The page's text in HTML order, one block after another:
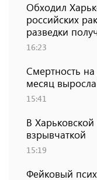
Обходил
российских
разведки
16:23
Смертность
месяц
15:41
В
взрывчаткой
15:19
Фейковый